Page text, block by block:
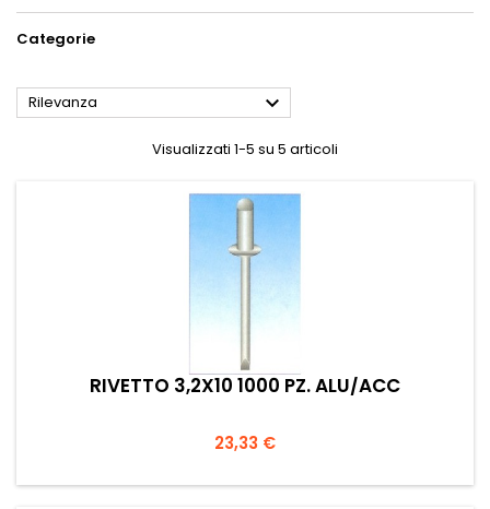
Categorie
Rilevanza 
Visualizzati 1-5 su 5 articoli
RIVETTO 3,2X10 1000 PZ. ALU/ACC
Prezzo
23,33 €